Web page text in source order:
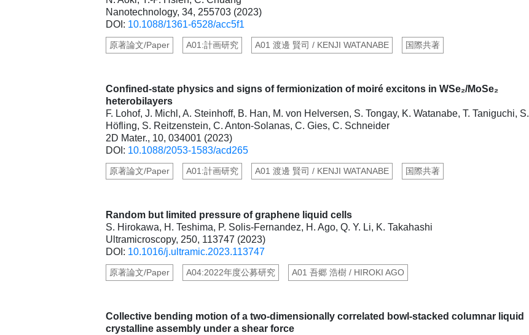
Nanotechnology, 34, 255703 (2023)
DOI: 10.1088/1361-6528/acc5f1
原著論文/Paper A01:計画研究 A01 渡邊 賢司 / KENJI WATANABE 国際共著
Confined-state physics and signs of fermionization of moiré excitons in WSe₂/MoSe₂
heterobilayers
F. Lohof, J. Michl, A. Steinhoff, B. Han, M. von Helversen, S. Tongay, K. Watanabe, T. Taniguchi, S.
Höfling, S. Reitzenstein, C. Anton-Solanas, C. Gies, C. Schneider
2D Mater., 10, 034001 (2023)
DOI: 10.1088/2053-1583/acd265
原著論文/Paper A01:計画研究 A01 渡邊 賢司 / KENJI WATANABE 国際共著
Random but limited pressure of graphene liquid cells
S. Hirokawa, H. Teshima, P. Solis-Fernandez, H. Ago, Q. Y. Li, K. Takahashi
Ultramicroscopy, 250, 113747 (2023)
DOI: 10.1016/j.ultramic.2023.113747
原著論文/Paper A04:2022年度公募研究 A01 吾郷 浩樹 / HIROKI AGO
Collective bending motion of a two-dimensionally correlated bowl-stacked columnar liquid
crystalline assembly under a shear force